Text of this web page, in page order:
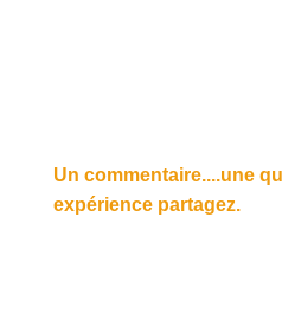
Un commentaire....une
expérience partagez.